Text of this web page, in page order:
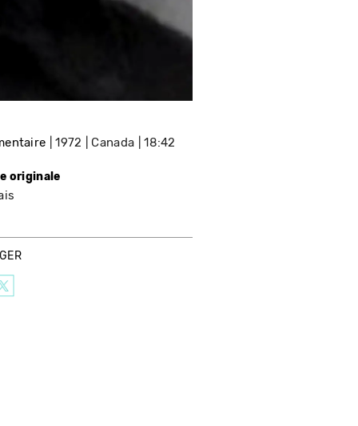
1972 Canada 18:42
originale